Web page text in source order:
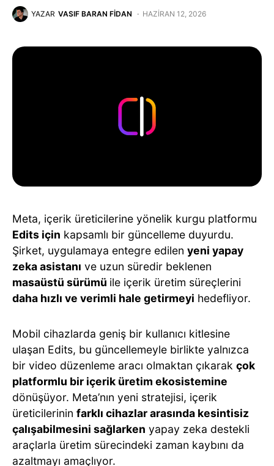
YAZAR VASIF BARAN FIDAN HAZIRAN 12, 2026
Meta, içerik üreticilerine yönelik kurgu platformu
Edits için kapsamlı bir güncelleme duyurdu.
Şirket, uygulamaya entegre edilen yeni yapay
zeka asistanı ve uzun süredir beklenen
masaüstü sürümü ile içerik üretim süreçlerini
daha hızlı ve verimli hale getirmeyi hedefliyor.
Mobil cihazlarda geniş bir kullanıcı kitlesine
ulaşan Edits, bu güncellemeyle birlikte yalnızca
bir video düzenleme aracı olmaktan çıkarak çok
platformlu bir içerik üretim ekosistemine
dönüşüyor. Meta’nın yeni stratejisi, içerik
üreticilerinin farklı cihazlar arasında kesintisiz
çalışabilmesini sağlarken yapay zeka destekli
araçlarla üretim sürecindeki zaman kaybını da
azaltmayı amaçlıyor.